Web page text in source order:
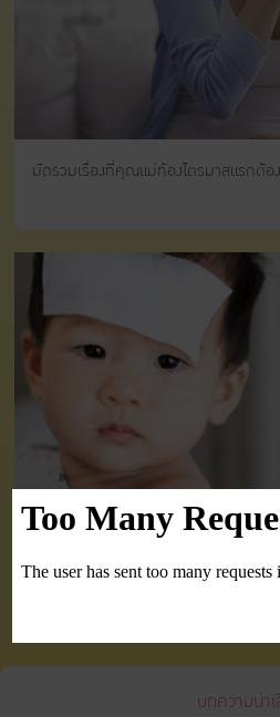
มัดรวมเรื่องที่คุณแม่ท้องไตรมาสแรกต้อ
5 โรคหน้าฝนที่เด็กเล็กเสี่ยง พร้อมสัญ
บทความน่า